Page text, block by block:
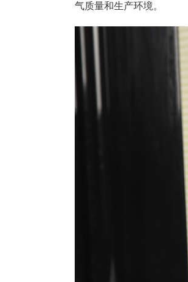
气质量和生产环境。